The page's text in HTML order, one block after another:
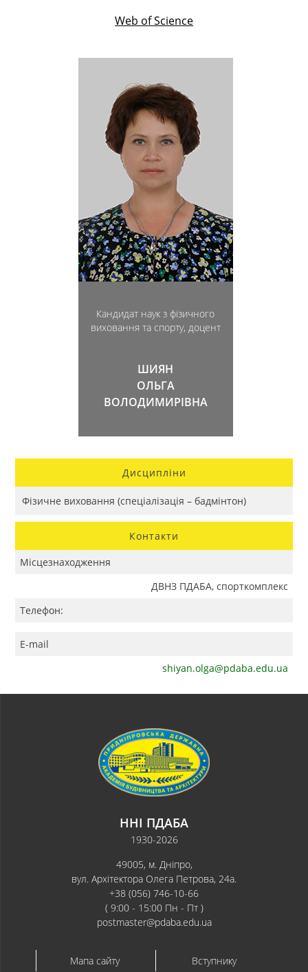
Web of Science
Кандидат наук з фізичного
виховання та спорту, доцент
ШИЯН
ОЛЬГА
ВОЛОДИМИРІВНА
Дисципліни
Фізичне виховання (спеціалізація – бадмінтон)
Контакти
Місцезнаходження
ДВНЗ ПДАБА, спорткомплекс
Телефон:
E-mail
shiyan.olga@pdaba.edu.ua
ННІ ПДАБА
1930-2026
49005, м. Дніпро,
вул. Архітектора Олега Петрова, 24а.
+38 (056) 746-10-66
( 9:00 - 15:00 Пн - Пт )
postmaster@pdaba.edu.ua
Мапа сайту Вступнику